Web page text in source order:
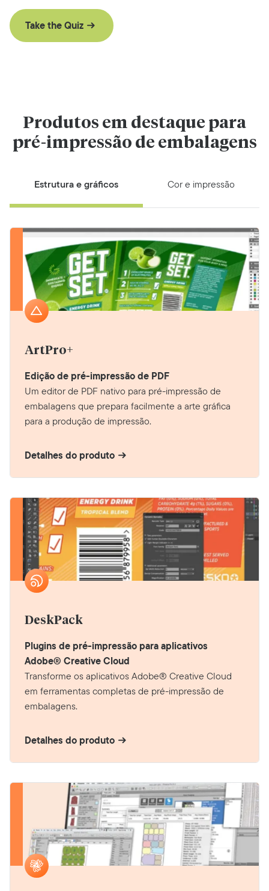
Take the Quiz
Produtos em destaque para
pré-impressão de embalagens
Estrutura e gráficos Cor e impressão
ArtPro+
Edição de pré-impressão de PDF
Um editor de PDF nativo para pré-impressão de
embalagens que prepara facilmente a arte gráfica
para a produção de impressão.
Detalhes do produto
DeskPack
Plugins de pré-impressão para aplicativos
Adobe® Creative Cloud
Transforme os aplicativos Adobe® Creative Cloud
em ferramentas completas de pré-impressão de
embalagens.
Detalhes do produto